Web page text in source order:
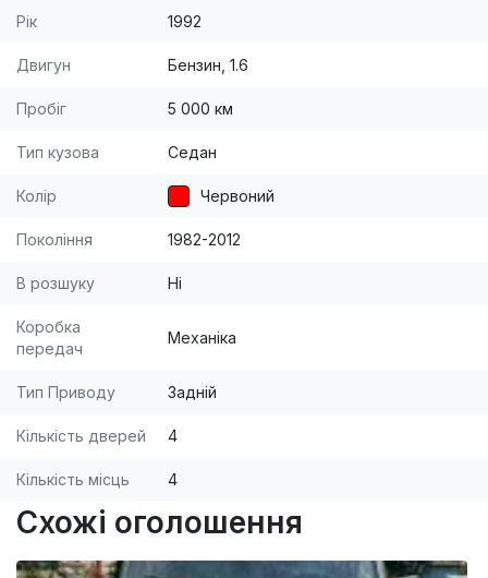
страны
Рік 1992
Двигун Бензин, 1.6
Пробіг 5 000 км
Тип кузова Седан
Колір Червоний
Покоління 1982-2012
В розшуку Ні
Коробка
передач
Механіка
Тип Приводу Задній
Кількість дверей 4
Кількість місць 4
Схожі оголошення